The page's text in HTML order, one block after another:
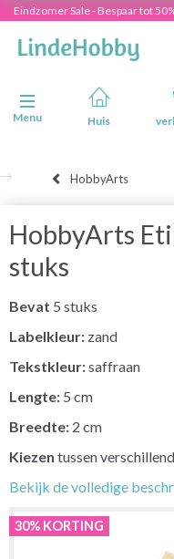
Eindzomer Sale - Bespaar tot
Navigatie in-/uitschakelen
Menu
Huis
HobbyArts
HobbyArts
stuks
Bevat 5 stuks
Labelkleur: zand
Tekstkleur:saffraan
Lengte: 5 cm
Breedte: 2 cm
Kiezen tussen
Bekijk de volledige
30% KORTING